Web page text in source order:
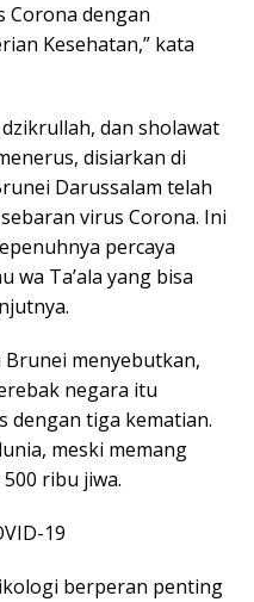
Corona dengan
Kesehatan,” kata
dan sholawat
disiarkan di
Darussalam telah
virus Corona. Ini
percaya
wa Ta’ala yang bisa
menyebutkan,
negara itu
dengan tiga kematian.
meski memang
ribu jiwa.
19
berperan penting